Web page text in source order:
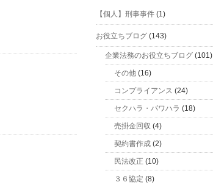
【個人】刑事事件 (1)
お役立ちブログ (143)
企業法務のお役立ちブログ (101)
その他 (16)
コンプライアンス (24)
セクハラ・パワハラ (18)
売掛金回収 (4)
契約書作成 (2)
民法改正 (10)
３６協定 (8)